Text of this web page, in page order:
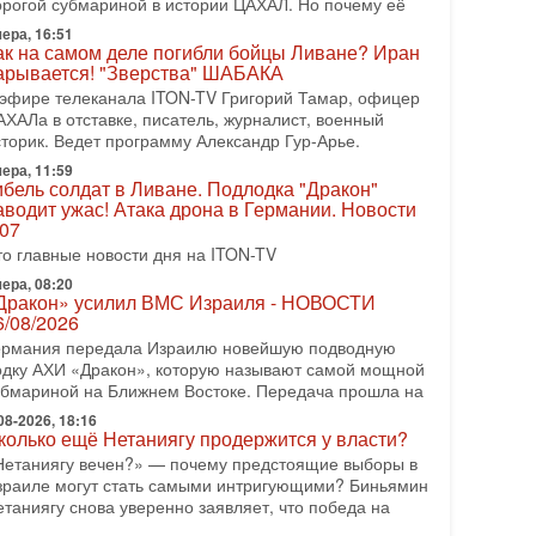
2026, 17:50
голос» Израиля: кто заберет его на этот
русскоязычных репатриантов не раз кардинально
политический ландшафт Израиля. Достаточно
взлет партии «Исраэль ба-алия», когда
2026, 17:00
закрытых дверей: о чём на самом деле
Трамп и Нетаньяху?
визит премьер-министра Израиля Биньямина
в США и его встреча с Дональдом Трампом
больше вопросов, чем ответов. Полная
07-2026, 15:18
готовит покушение на Нетаниягу! Трамп не
эскалации, но КСИР готовит взрыв!
телеканала ITON-TV СЕРГЕЙ МИГДАЛЬ,
по вопросам безопасности, офицер запаса
управления полиции Израиля, автор
07-2026, 09:02
за разоружение ХАМАСа - НОВОСТИ
07/2026
президент США Дональд Трамп заявил о
16:51
на самом деле погибли бойцы Ливане? Иран
"Зверства" ШАБАКА
телеканала ITON-TV Григорий Тамар, офицер
в отставке, писатель, журналист, военный
Ведет программу Александр Гур-Арье.
11:59
солдат в Ливане. Подлодка "Дракон"
ужас! Атака дрона в Германии. Новости
главные новости дня на ITON-TV
08:20
усилил ВМС Израиля - НОВОСТИ
08/2026
передала Израилю новейшую подводную
АХИ «Дракон», которую называют самой мощной
на Ближнем Востоке. Передача прошла на
2026, 18:16
ещё Нетаниягу продержится у власти?
вечен?» — почему предстоящие выборы в
могут стать самыми интригующими? Биньямин
снова уверенно заявляет, что победа на